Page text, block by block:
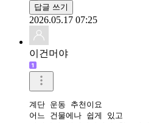
답글 쓰기
2026.05.17 07:25
이건머야
계단 운동 추천이요
어느 건물에나 쉽게 있고